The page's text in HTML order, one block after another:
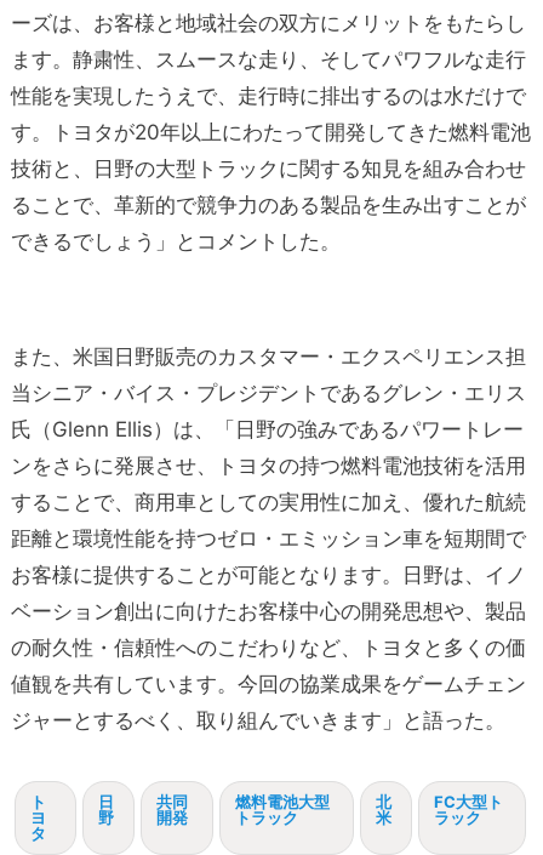
ーズは、お客様と地域社会の双方にメリットをもたらし
ます。静粛性、スムースな走り、そしてパワフルな走行
性能を実現したうえで、走行時に排出するのは水だけで
す。トヨタが20年以上にわたって開発してきた燃料電池
技術と、日野の大型トラックに関する知見を組み合わせ
ることで、革新的で競争力のある製品を生み出すことが
できるでしょう」とコメントした。
また、米国日野販売のカスタマー・エクスペリエンス担
当シニア・バイス・プレジデントであるグレン・エリス
氏（Glenn Ellis）は、「日野の強みであるパワートレー
ンをさらに発展させ、トヨタの持つ燃料電池技術を活用
することで、商用車としての実用性に加え、優れた航続
距離と環境性能を持つゼロ・エミッション車を短期間で
お客様に提供することが可能となります。日野は、イノ
ベーション創出に向けたお客様中心の開発思想や、製品
の耐久性・信頼性へのこだわりなど、トヨタと多くの価
値観を共有しています。今回の協業成果をゲームチェン
ジャーとするべく、取り組んでいきます」と語った。
ト
ヨ
タ
日
野
共同
開発
燃料電池大型
トラック
北
米
FC大型ト
ラック